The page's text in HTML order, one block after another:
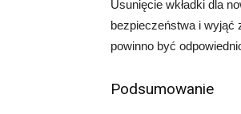
Usunięcie wkładki dla
bezpieczeństwa i wyjąć
powinno być
Podsumowanie